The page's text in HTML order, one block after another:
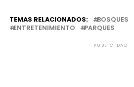
TEMAS RELACIONADOS: BOSQUES
ENTRETENIMIENTO
PARQUES
PUBLICIDAD